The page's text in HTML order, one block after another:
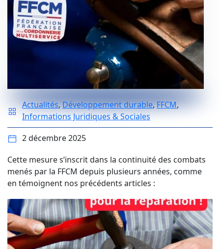
Actualités,Développement durable,FFCM,
Informations Juridiques & Sociales
2 décembre 2025
Cette mesure s’inscrit dans la continuité des combats
menés par la FFCM depuis plusieurs années, comme
en témoignent nos précédents articles :